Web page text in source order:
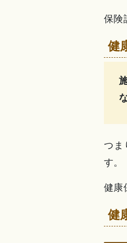
保険
健
つま
す。
健康
健